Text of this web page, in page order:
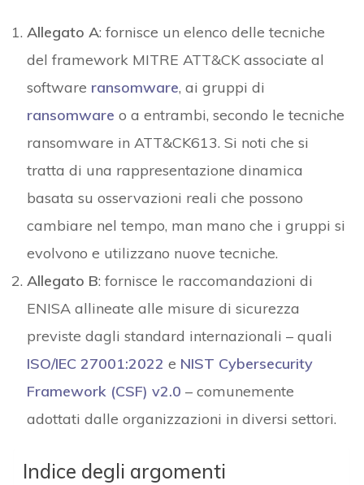
Allegato A: fornisce un elenco delle tecniche
del framework MITRE ATT&CK associate al
software ransomware, ai gruppi di
ransomware o a entrambi, secondo le tecniche
ransomware in ATT&CK613. Si noti che si
tratta di una rappresentazione dinamica
basata su osservazioni reali che possono
cambiare nel tempo, man mano che i gruppi si
evolvono e utilizzano nuove tecniche.
Allegato B: fornisce le raccomandazioni di
ENISA allineate alle misure di sicurezza
previste dagli standard internazionali – quali
ISO/IEC 27001:2022 e NIST Cybersecurity
Framework (CSF) v2.0 – comunemente
adottati dalle organizzazioni in diversi settori.
Indice degli argomenti